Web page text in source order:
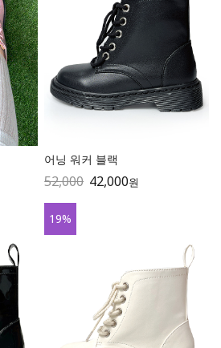
어닝 워커 블랙
52,000 42,000원
19%